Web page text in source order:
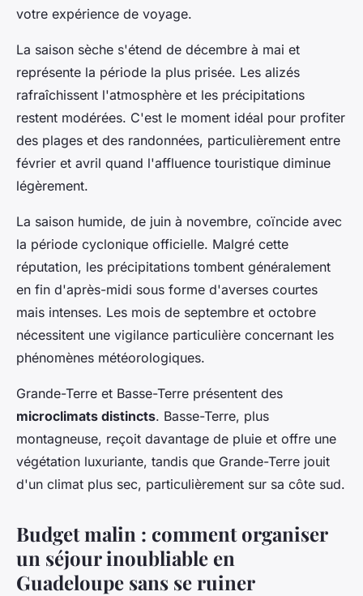
votre expérience de voyage.
La saison sèche s'étend de décembre à mai et
représente la période la plus prisée. Les alizés
rafraîchissent l'atmosphère et les précipitations
restent modérées. C'est le moment idéal pour profiter
des plages et des randonnées, particulièrement entre
février et avril quand l'affluence touristique diminue
légèrement.
La saison humide, de juin à novembre, coïncide avec
la période cyclonique officielle. Malgré cette
réputation, les précipitations tombent généralement
en fin d'après-midi sous forme d'averses courtes
mais intenses. Les mois de septembre et octobre
nécessitent une vigilance particulière concernant les
phénomènes météorologiques.
Grande-Terre et Basse-Terre présentent des
microclimats distincts. Basse-Terre, plus
montagneuse, reçoit davantage de pluie et offre une
végétation luxuriante, tandis que Grande-Terre jouit
d'un climat plus sec, particulièrement sur sa côte sud.
Budget malin : comment organiser
un séjour inoubliable en
Guadeloupe sans se ruiner